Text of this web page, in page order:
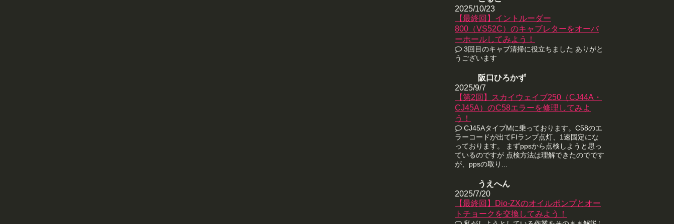
2025/10/23
【最終回】イントルーダー
800（VS52C）のキャブレターをオーバ
ーホールしてみよう！
3回目のキャブ清掃に役立ちました ありがと
うございます
阪口ひろかず
2025/9/7
【第2回】スカイウェイブ250（CJ44A・
CJ45A）のC58エラーを修理してみよ
う！
CJ45AタイプMに乗っております。C58のエ
ラーコードが出てFIランプ点灯、1速固定にな
っております。 まずppsから点検しようと思っ
ているのですが 点検方法は理解できたのでです
が、ppsの取り...
うえへん
2025/7/20
【最終回】Dio-ZXのオイルポンプとオー
トチョークを交換してみよう！